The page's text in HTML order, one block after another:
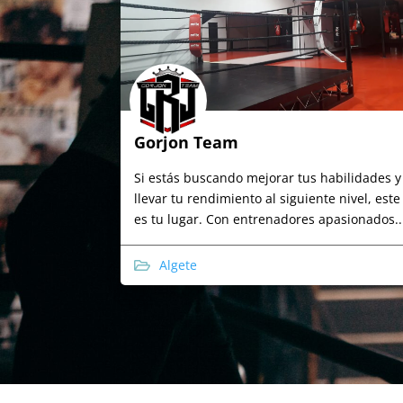
Gorjon Team
Si estás buscando mejorar tus habilidades y
llevar tu rendimiento al siguiente nivel, este
es tu lugar. Con entrenadores
Algete